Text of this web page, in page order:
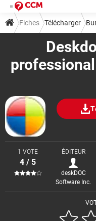
1 VOTE
4 / 5
ÉDITEUR
deskDOC
Software Inc.
Fiches Télécharger